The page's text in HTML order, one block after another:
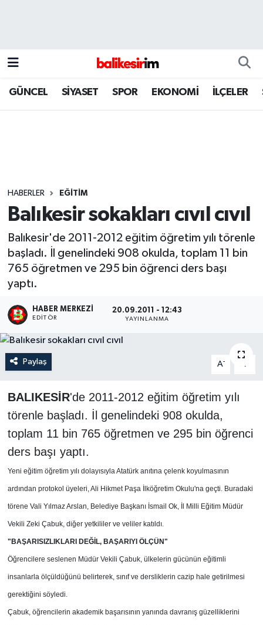
GÜNCEL SİYASET SPOR EKONOMİ İLÇELER
HABERLER EĞİTİM
Balıkesir sokakları cıvıl cıvıl
Balıkesir'de 2011-2012 eğitim öğretim yılı törenle
başladı. İl genelindeki 908 okulda, toplam 11 bin
765 öğretmen ve 295 bin öğrenci ders başı
yaptı.
HABER MERKEZI
EDITÖR
20.09.2011 - 12:43
YAYINLANMA
Paylaş A- A
BALIKESİR'de 2011-2012 eğitim öğretim yılı
törenle başladı. İl genelindeki 908 okulda,
toplam 11 bin 765 öğretmen ve 295 bin öğrenci
ders başı yaptı.
Yeni eğitim öğretim yılı dolayısıyla Atatürk anıtına çelenk koyulmasının
ardından protokol üyeleri, Ali Hikmet Paşa İlköğretim Okulu'na geçti. Buradaki
törene Vali Yılmaz Arslan, Belediye Başkanı İsmail Ok, İl Milli Eğitim Müdür
Vekili Zeki Çabuk, diğer yetkililer ve veliler katıldı.
"BAŞARISIZLIKLARI DEĞİL, BAŞARIYI ÖLÇÜN"
Öğrencilere seslenen Müdür Vekili Çabuk, ülkelerin gücünün eğitimli
insanlarla ölçüldüğünü belirterek, sınıf ve dersliklerin cazip hale getirilmesi
gerektiğini söyledi.
Çabuk, öğrencilerin akademik başarısının yanında davranış güzelliklerini